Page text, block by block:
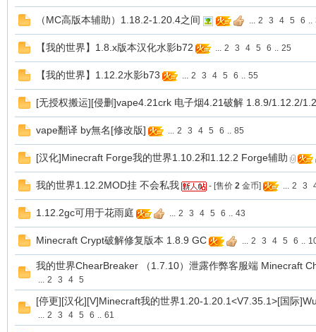
助
游
戏
（MC高版本辅助）1.18.2-1.20.4之间 ... 2 3 4 5 6 ..
【我的世界】1.8.x版本汉化水影b72 ... 2 3 4 5 6 .. 25
【我的世界】1.12.2水影b73 ... 2 3 4 5 6 .. 55
[无授权搬运][侵删]vape4.21crk 电子烟4.21破解 1.8.9/1.12.2/
vape翻译 by無名[修改版] ... 2 3 4 5 6 .. 85
[汉化]Minecraft Forge我的世界1.10.2和1.12.2 Forge辅助
我的世界1.12.2MOD挂 不会私我 - [售价 2 金币] ... 2 3
1.12.2gc可用于花雨庭 ... 2 3 4 5 6 .. 43
Minecraft Crypt破解修复版本 1.8.9 GC ... 2 3 4 5 6 ..
我的世界ChearBreaker （1.7.10）泄露作弊客服端 Minecraft
... 2 3 4 5
[停更][汉化][V]Minecraft我的世界1.20-1.20.1<V7.35.1>[国际
... 2 3 4 5 6 .. 61